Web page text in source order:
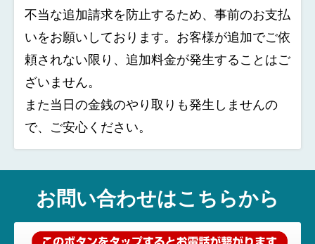
不当な追加請求を防止するため、事前のお支払
いをお願いしております。お客様が追加でご依
頼されない限り、追加料金が発生することはご
ざいません。
また当日の金銭のやり取りも発生しませんの
で、ご安心ください。
お問い合わせはこちらから